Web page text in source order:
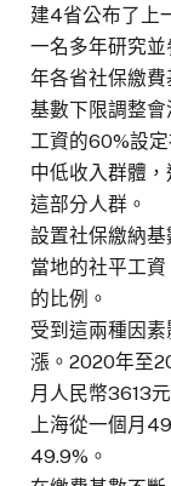
建4省公布了上
一名多年研究
年各省社保繳
基數下限調整
工資的60%設
中低收入群體
這部分人群。
設置社保繳納
當地的社平工
的比例。
受到這兩種因
漲。2020年至
月人民幣3613
上海從一個月
49.9%。